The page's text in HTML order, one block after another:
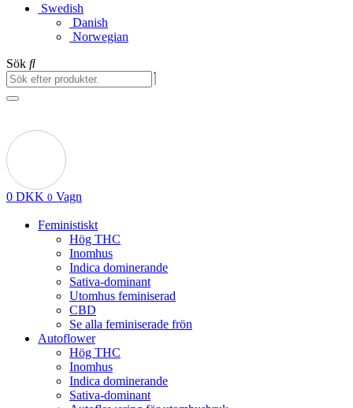
Swedish
Danish
Norwegian
Sök
0 DKK 0 Vagn
Feministiskt
Hög THC
Inomhus
Indica dominerande
Sativa-dominant
Utomhus feminiserad
CBD
Se alla feminiserade frön
Autoflower
Hög THC
Inomhus
Indica dominerande
Sativa-dominant